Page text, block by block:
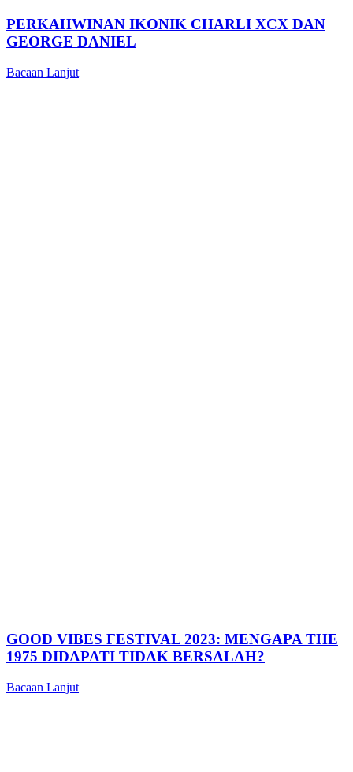
PERKAHWINAN IKONIK CHARLI XCX DAN
GEORGE DANIEL
Bacaan Lanjut
GOOD VIBES FESTIVAL 2023: MENGAPA THE
1975 DIDAPATI TIDAK BERSALAH?
Bacaan Lanjut